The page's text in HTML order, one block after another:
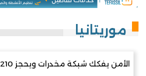
موريتانيا
الأمن يفكك شبكة مخدرات ويحجز 210